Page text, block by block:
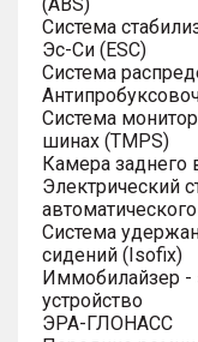
Система
Эс-Си (ESC)
Система
Система
шинах (TMPS)
Камера заднего
Электрический
Система
сидений (Isofix)
Иммобилайзер -
устройство
ЭРА-ГЛОНАСС